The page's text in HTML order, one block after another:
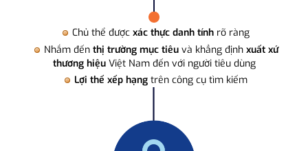
Chủ thể được xác thực danh tính rõ ràng
Nhắm đến thị trường mục tiêuvà khẳng định xuất xứ
thương hiệuViệt Nam đến với người tiêu dùng
Lợi thế xếp hạng trên công cụ tìm kiếm